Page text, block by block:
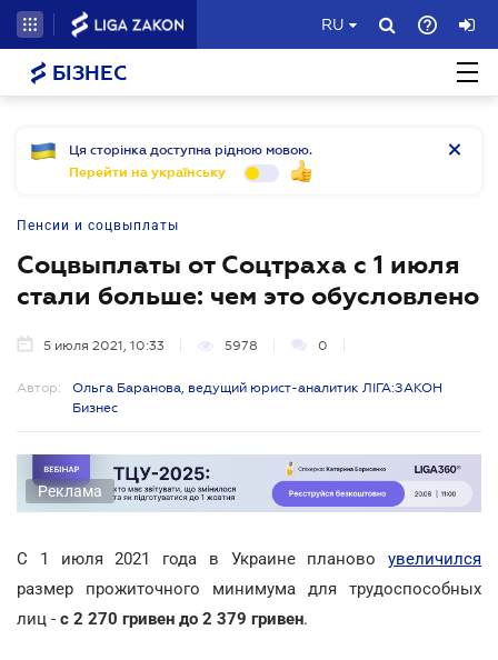
RU
БІЗНЕС
Ця сторінка доступна рідною мовою.
Перейти на українську
Пенсии и соцвыплаты
Соцвыплаты от Соцтраха с 1 июля
стали больше: чем это обусловлено
5 июля 2021, 10:33 5978 0
Автор:
Ольга Баранова, ведущий юрист-аналитик ЛІГА:ЗАКОН
Бизнес
Реклама
С 1 июля 2021 года в Украине планово увеличился
размер прожиточного минимума для трудоспособных
лиц - с 2 270 гривен до 2 379 гривен.